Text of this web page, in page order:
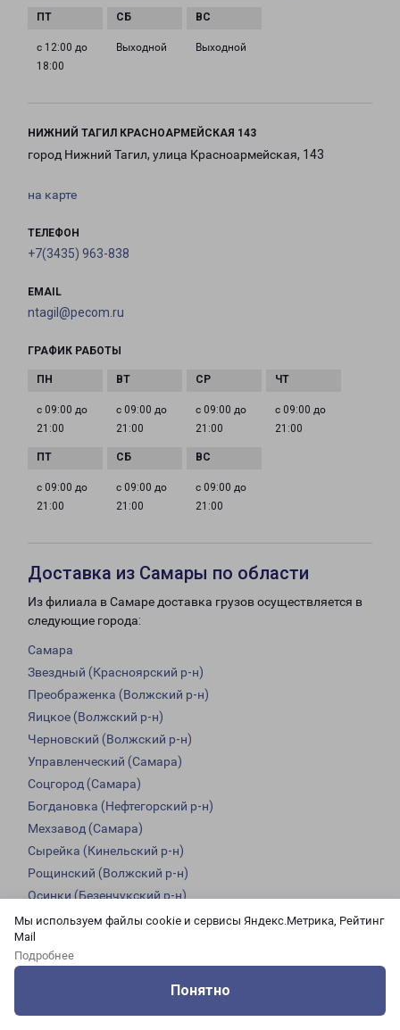
Мы используем файлы cookie и сервисы Яндекс.Метрика, Рейтинг
Mail
Подробнее
Понятно
с 12:00 до
18:00
Выходной Выходной
НИЖНИЙ ТАГИЛ КРАСНОАРМЕЙСКАЯ 143
город Нижний Тагил, улица Красноармейская, 143
на карте
ТЕЛЕФОН
+7(3435) 963-838
EMAIL
ntagil@pecom.ru
ГРАФИК РАБОТЫ
с 09:00 до
21:00
с 09:00 до
21:00
с 09:00 до
21:00
с 09:00 до
21:00
с 09:00 до
21:00
с 09:00 до
21:00
с 09:00 до
21:00
Доставка из Самары по области
Из филиала в Самаре доставка грузов осуществляется в
следующие города:
Самара
Звездный (Красноярский р-н)
Преображенка (Волжский р-н)
Яицкое (Волжский р-н)
Черновский (Волжский р-н)
Управленческий (Самара)
Соцгород (Самара)
Богдановка (Нефтегорский р-н)
Мехзавод (Самара)
Сырейка (Кинельский р-н)
Рощинский (Волжский р-н)
Осинки (Безенчукский р-н)
Обшаровка (Приволжский р-н)
Георгиевка (Кинельский р-н)
Красный Пахарь
Тимашево (Кинель-Черкасский р-н)